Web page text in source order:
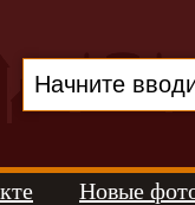
Новые